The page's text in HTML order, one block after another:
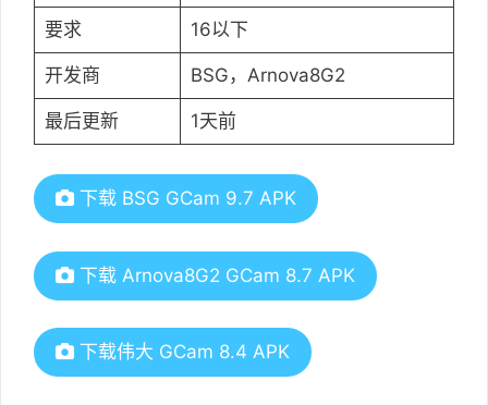
要求 16以下
开发商 BSG，Arnova8G2
最后更新 1天前
下载 BSG GCam 9.7 APK
下载 Arnova8G2 GCam 8.7 APK
下载伟大 GCam 8.4 APK